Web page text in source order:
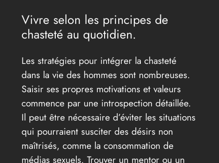
Vivre selon les principes de
chasteté au quotidien.
Les stratégies pour intégrer la chasteté
dans la vie des hommes sont nombreuses.
Saisir ses propres motivations et valeurs
commence par une introspection détaillée.
Il peut être nécessaire d’éviter les situations
qui pourraient susciter des désirs non
maîtrisés, comme la consommation de
médias sexuels. Trouver un mentor ou un